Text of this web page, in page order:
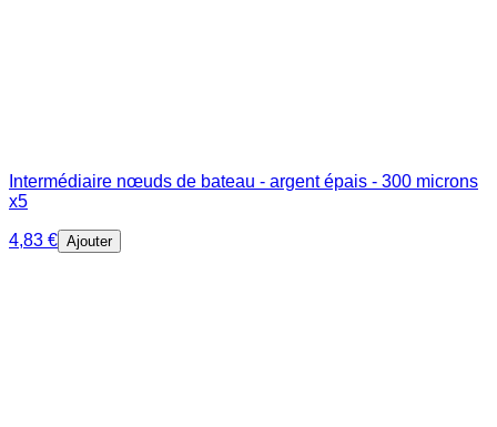
Intermédiaire nœuds de bateau - argent épais - 300 microns
x5
4,83 € Ajouter